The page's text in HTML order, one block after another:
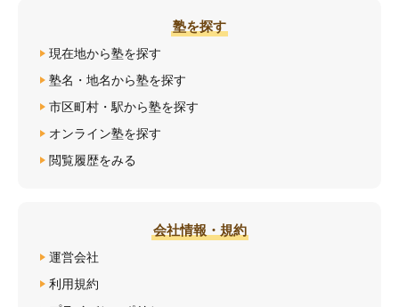
塾を探す
現在地から塾を探す
塾名・地名から塾を探す
市区町村・駅から塾を探す
オンライン塾を探す
閲覧履歴をみる
会社情報・規約
運営会社
利用規約